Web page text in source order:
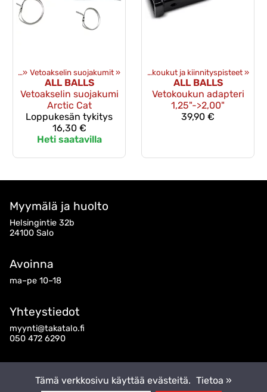
‪» Vetoakselin suojakumit ‪»
ALL BALLS
Vetoakselin suojakumi
Arctic Cat
Loppukesän tykitys
16,30 €
Heti saatavilla
‪» Mönkijän lisävarusteet Vetokoukut ja kiinnityspisteet ‪»
ALL BALLS
Vetokoukun adapteri
1,25"->2,00"
39,90 €
Myymälä ja huolto
Helsingintie 32b
24100 Salo
Avoinna
ma–pe 10–18
Yhteystiedot
myynti@takatalo.fi
050 472 6290
Tämä verkkosivu käyttää evästeitä. Tietoa »